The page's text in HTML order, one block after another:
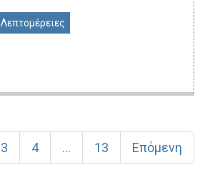
Λεπτομέρειες
3 4 ... 13 Επόμενη